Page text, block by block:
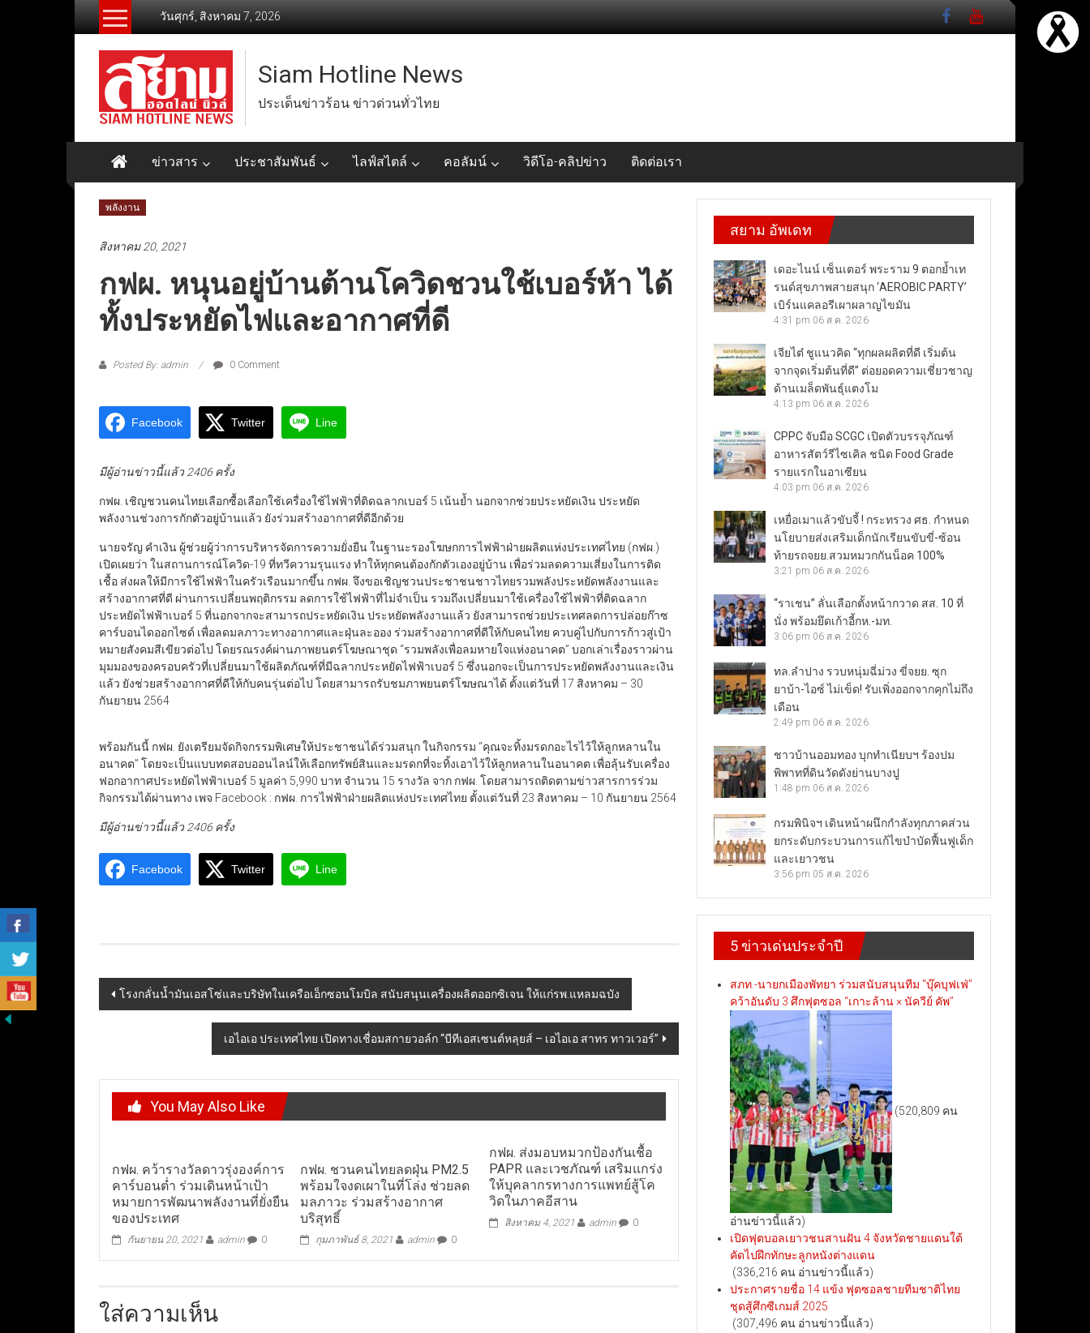
วันศุกร์, สิงหาคม 7, 2026
Siam Hotline News
ประเด็นข่าวร้อน ข่าวด่วนทั่วไทย
ข่าวสาร ประชาสัมพันธ์ ไลฟ์สไตล์ คอลัมน์ วิดีโอ-คลิปข่าว ติดต่อเรา
พลังงาน
สิงหาคม 20, 2021
กฟผ. หนุนอยู่บ้านต้านโควิดชวนใช้เบอร์ห้า ได้
ทั้งประหยัดไฟและอากาศที่ดี
Posted By: admin 0 Comment
Facebook Twitter Line
มีผู้อ่านข่าวนี้แล้ว 2406 ครั้ง
กฟผ. เชิญชวนคนไทยเลือกซื้อเลือกใช้เครื่องใช้ไฟฟ้าที่ติดฉลากเบอร์ 5 เน้นย้ำ นอกจากช่วยประหยัดเงิน ประหยัด
พลังงานช่วงการกักตัวอยู่บ้านแล้ว ยังร่วมสร้างอากาศที่ดีอีกด้วย
นายจรัญ คำเงิน ผู้ช่วยผู้ว่าการบริหารจัดการความยั่งยืน ในฐานะรองโฆษกการไฟฟ้าฝ่ายผลิตแห่งประเทศไทย (กฟผ.)
เปิดเผยว่า ในสถานการณ์โควิด-19 ที่ทวีความรุนแรง ทำให้ทุกคนต้องกักตัวเองอยู่บ้าน เพื่อร่วมลดความเสี่ยงในการติด
เชื้อ ส่งผลให้มีการใช้ไฟฟ้าในครัวเรือนมากขึ้น กฟผ. จึงขอเชิญชวนประชาชนชาวไทยรวมพลังประหยัดพลังงานและ
สร้างอากาศที่ดี ผ่านการเปลี่ยนพฤติกรรม ลดการใช้ไฟฟ้าที่ไม่จำเป็น รวมถึงเปลี่ยนมาใช้เครื่องใช้ไฟฟ้าที่ติดฉลาก
ประหยัดไฟฟ้าเบอร์ 5 ที่นอกจากจะสามารถประหยัดเงิน ประหยัดพลังงานแล้ว ยังสามารถช่วยประเทศลดการปล่อยก๊าซ
คาร์บอนไดออกไซด์ เพื่อลดมลภาวะทางอากาศและฝุ่นละออง ร่วมสร้างอากาศที่ดีให้กับคนไทย ควบคู่ไปกับการก้าวสู่เป้า
หมายสังคมสีเขียวต่อไป โดยรณรงค์ผ่านภาพยนตร์โฆษณาชุด “รวมพลังเพื่อลมหายใจแห่งอนาคต” บอกเล่าเรื่องราวผ่าน
มุมมองของครอบครัวที่เปลี่ยนมาใช้ผลิตภัณฑ์ที่มีฉลากประหยัดไฟฟ้าเบอร์ 5 ซึ่งนอกจะเป็นการประหยัดพลังงานและเงิน
แล้ว ยังช่วยสร้างอากาศที่ดีให้กับคนรุ่นต่อไป โดยสามารถรับชมภาพยนตร์โฆษณาได้ ตั้งแต่วันที่ 17 สิงหาคม – 30
กันยายน 2564
พร้อมกันนี้ กฟผ. ยังเตรียมจัดกิจกรรมพิเศษให้ประชาชนได้ร่วมสนุก ในกิจกรรม “คุณจะทิ้งมรดกอะไรไว้ให้ลูกหลานใน
อนาคต” โดยจะเป็นแบบทดสอบออนไลน์ให้เลือกทรัพย์สินและมรดกที่จะทิ้งเอาไว้ให้ลูกหลานในอนาคต เพื่อลุ้นรับเครื่อง
ฟอกอากาศประหยัดไฟฟ้าเบอร์ 5 มูลค่า 5,990 บาท จำนวน 15 รางวัล จาก กฟผ. โดยสามารถติดตามข่าวสารการร่วม
กิจกรรมได้ผ่านทาง เพจ Facebook : กฟผ. การไฟฟ้าฝ่ายผลิตแห่งประเทศไทย ตั้งแต่วันที่ 23 สิงหาคม – 10 กันยายน 2564
มีผู้อ่านข่าวนี้แล้ว 2406 ครั้ง
Facebook Twitter Line
Post
โรงกลั่นน้ำมันเอสโซ่และบริษัทในเครือเอ็กซอนโมบิล สนับสนุนเครื่องผลิตออกซิเจน ให้แก่รพ.แหลมฉบัง
เอไอเอ ประเทศไทย เปิดทางเชื่อมสกายวอล์ก “บีทีเอสเซนต์หลุยส์ – เอไอเอ สาทร ทาวเวอร์”
You May Also Like
กฟผ. คว้ารางวัลดาวรุ่งองค์การ
คาร์บอนต่ำ ร่วมเดินหน้าเป้า
หมายการพัฒนาพลังงานที่ยั่งยืน
ของประเทศ
กันยายน 20, 2021 admin 0
กฟผ. ชวนคนไทยลดฝุ่น PM2.5
พร้อมใจงดเผาในที่โล่ง ช่วยลด
มลภาวะ ร่วมสร้างอากาศ
บริสุทธิ์
กุมภาพันธ์ 8, 2021 admin 0
กฟผ. ส่งมอบหมวกป้องกันเชื้อ
PAPR และเวชภัณฑ์ เสริมแกร่ง
ให้บุคลากรทางการแพทย์สู้โค
วิดในภาคอีสาน
สิงหาคม 4, 2021 admin 0
ใส่ความเห็น
สยาม อัพเดท
เดอะไนน์ เซ็นเตอร์ พระราม 9 ตอกย้ำเท
รนด์สุขภาพสายสนุก ‘AEROBIC PARTY’
เบิร์นแคลอรีเผาผลาญไขมัน
4:31 pm 06 ส.ค. 2026
เจียไต๋ ชูแนวคิด “ทุกผลผลิตที่ดี เริ่มต้น
จากจุดเริ่มต้นที่ดี” ต่อยอดความเชี่ยวชาญ
ด้านเมล็ดพันธุ์แตงโม
4:13 pm 06 ส.ค. 2026
CPPC จับมือ SCGC เปิดตัวบรรจุภัณฑ์
อาหารสัตว์รีไซเคิล ชนิด Food Grade
รายแรกในอาเซียน
4:03 pm 06 ส.ค. 2026
เหยื่อเมาแล้วขับจี้ ! กระทรวง ศธ. กำหนด
นโยบายส่งเสริมเด็กนักเรียนขับขี่-ซ้อน
ท้ายรถจยย.สวมหมวกกันน็อค 100%
3:21 pm 06 ส.ค. 2026
“ราเชน” ลั่นเลือกตั้งหน้ากวาด สส. 10 ที่
นั่ง พร้อมยึดเก้าอี้กห.-มท.
3:06 pm 06 ส.ค. 2026
ทล.ลำปาง รวบหนุ่มฉี่ม่วง ขี่จยย. ซุก
ยาบ้า-ไอซ์ ไม่เข็ด! รับเพิ่งออกจากคุกไม่ถึง
เดือน
2:49 pm 06 ส.ค. 2026
ชาวบ้านออมทอง บุกทำเนียบฯ ร้องปม
พิพาทที่ดินวัดดังย่านบางปู
1:48 pm 06 ส.ค. 2026
กรมพินิจฯ เดินหน้าผนึกกำลังทุกภาคส่วน
ยกระดับกระบวนการแก้ไขบำบัดฟื้นฟูเด็ก
และเยาวชน
3:56 pm 05 ส.ค. 2026
5 ข่าวเด่นประจำปี
สภท.-นายกเมืองพัทยา ร่วมสนับสนุนทีม “บุ๊คบุฟเฟ่”
คว้าอันดับ 3 ศึกฟุตซอล “เกาะล้าน × นัควีย์ คัพ”
(520,809 คน
อ่านข่าวนี้แล้ว)
เปิดฟุตบอลเยาวชนสานฝัน 4 จังหวัดชายแดนใต้
คัดไปฝึกทักษะลูกหนังต่างแดน
(336,216 คน อ่านข่าวนี้แล้ว)
ประกาศรายชื่อ 14 แข้ง ฟุตซอลชายทีมชาติไทย
ชุดสู้ศึกซีเกมส์ 2025
(307,496 คน อ่านข่าวนี้แล้ว)